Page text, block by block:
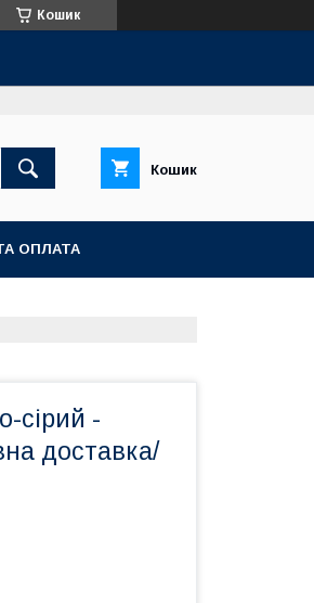
Кошик
Кошик
ОПЛАТА
сірий -
доставка/